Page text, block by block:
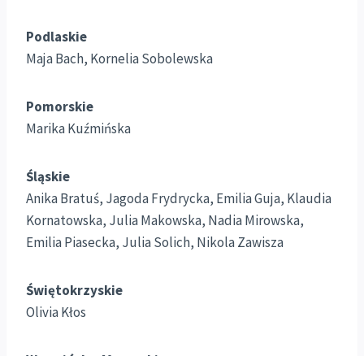
Podlaskie
Maja Bach, Kornelia Sobolewska
Pomorskie
Marika Kuźmińska
Śląskie
Anika Bratuś, Jagoda Frydrycka, Emilia Guja, Klaudia
Kornatowska, Julia Makowska, Nadia Mirowska,
Emilia Piasecka, Julia Solich, Nikola Zawisza
Świętokrzyskie
Olivia Kłos